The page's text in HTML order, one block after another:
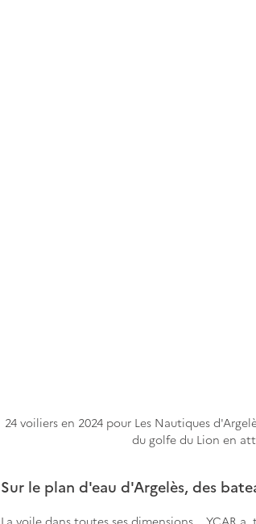
24 voiliers en 2024 pour Les Nautiques
du golfe du Lion en
Sur le plan d'eau d'Argelès, des
La voile dans toutes ses dimensions... YCAR